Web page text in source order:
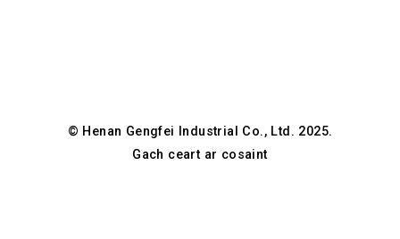
© Henan Gengfei Industrial Co., Ltd. 2025.
Gach ceart ar cosaint